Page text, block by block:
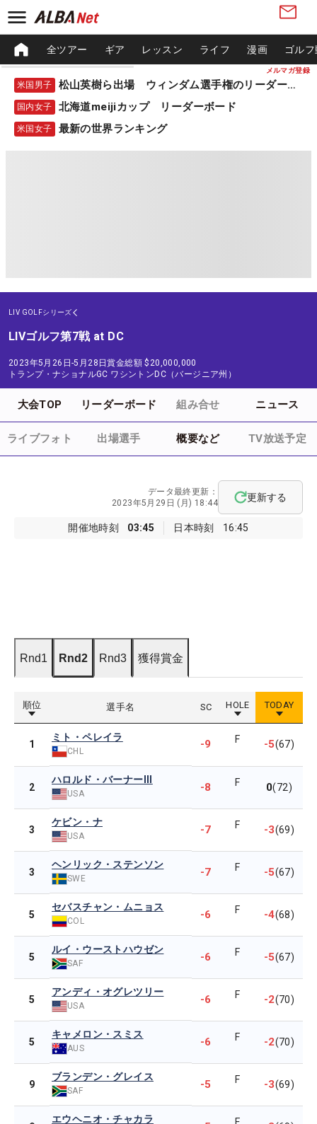
メルマガ登録
全ツアー ギア レッスン ライフ 漫画 ゴル
米国男子 松山英樹ら出場 ウィンダム選手権のリーダーボード
国内女子 北海道meijiカップ リーダーボード
米国女子 最新の世界ランキング
LIV GOLFシリーズ
LIVゴルフ第7戦 at DC
2023年5月26日-5月28日賞金総額 $20,000,000
トランプ・ナショナルGC ワシントンDC（バージニア州）
大会TOP リーダーボード 組み合せ ニュース
ライブフォト 出場選手 概要など TV放送予定
開催地時刻 03:45 日本時刻 16:45
データ最終更新：
2023年5月29日 (月) 18:44
更新する
Rnd1 Rnd2 Rnd3 獲得賞金
順位 選手名 SC HOLE TODAY
1
ミト・ペレイラ
CHL
-9 F -5(67)
2
ハロルド・バーナーIII
USA -8 F 0(72)
3
ケビン・ナ
USA -7 F -3(69)
3
ヘンリック・ステンソン
SWE -7 F -5(67)
5
セバスチャン・ムニョス
COL -6 F -4(68)
5
ルイ・ウーストハウゼン
SAF -6 F -5(67)
5
アンディ・オグレツリー
USA -6 F -2(70)
5
キャメロン・スミス
AUS -6 F -2(70)
9
ブランデン・グレイス
SAF -5 F -3(69)
エウヘニオ・チャカラ